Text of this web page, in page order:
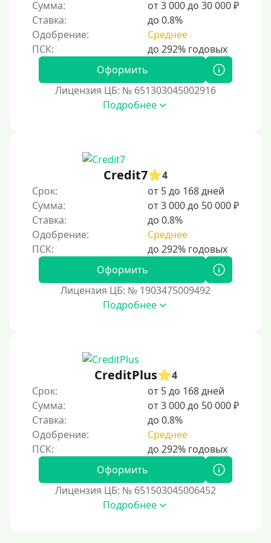
дают доступ к онлайн-банкингу, кэшбэку и бон
усным программам. Выбор подходящей карт
ы зависит от целей использования, предпочт
ений и финансовых возможностей.
Маэстро
Мир
Сбербанк
Моментум (Momentum)
С помощью системы Контакт (Contact)
Способы получения
Без активации сервиса
Без участия банков
На сберкнижку
На дом срочно
Не выходя из дома
Без посещения офиса
Перевод средств на карту через Telegram
Бесплатное использование без списания средств с
карты
Денежным переводом
По СМС
На электронный кошелек
На Юмани (ЮMoney)
На Яндекс Деньги
Сумма:
от 3 000 до 30 000 ₽
Ставка:
до 0.8%
Одобрение:
Среднее
Оформить
Лицензия ЦБ: № 651303045002916
Подробнее
Credit7
4
Срок:
от 5 до 168 дней
Сумма:
от 3 000 до 50 000 ₽
Ставка:
до 0.8%
Одобрение:
Среднее
Оформить
Лицензия ЦБ: № 1903475009492
Подробнее
CreditPlus
4
Срок:
от 5 до 168 дней
Сумма:
от 3 000 до 50 000 ₽
Ставка:
до 0.8%
Одобрение:
Среднее
Оформить
Лицензия ЦБ: № 651503045006452
Подробнее